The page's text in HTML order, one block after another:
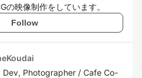
の映像制作をしています。
Follow
Dev, Photographer / Cafe Co-